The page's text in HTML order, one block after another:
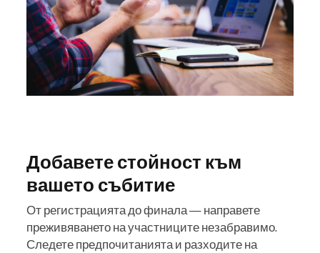
Добавете стойност към
вашето събитие
От регистрацията до финала — направете
преживяването на участниците незабравимо.
Следете предпочитанията и разходите на